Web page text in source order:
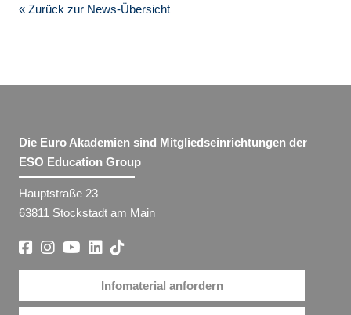
« Zurück zur News-Übersicht
Die Euro Akademien sind Mitgliedseinrichtungen der
ESO Education Group
Hauptstraße 23
63811 Stockstadt am Main
Infomaterial anfordern